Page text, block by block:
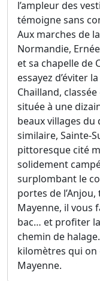
l’ampleur des
témoigne sans
Aux marches de
Normandie,
et sa chapelle de
essayez d’éviter
Chailland,
située à une
beaux villages
similaire, Sainte-
pittoresque cité
solidement
surplombant le
portes de
Mayenne, il vous
bac… et profiter
chemin de
kilomètres qui on
Mayenne.